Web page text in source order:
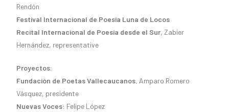
Rendón
Festival Internacional de Poesía Luna de Locos
Recital Internacional de Poesía desde el Sur, Zabier
Hernández, representative
Proyectos:
Fundación de Poetas Vallecaucanos, Amparo Romero
Vásquez, presidente
Nuevas Voces: Felipe López